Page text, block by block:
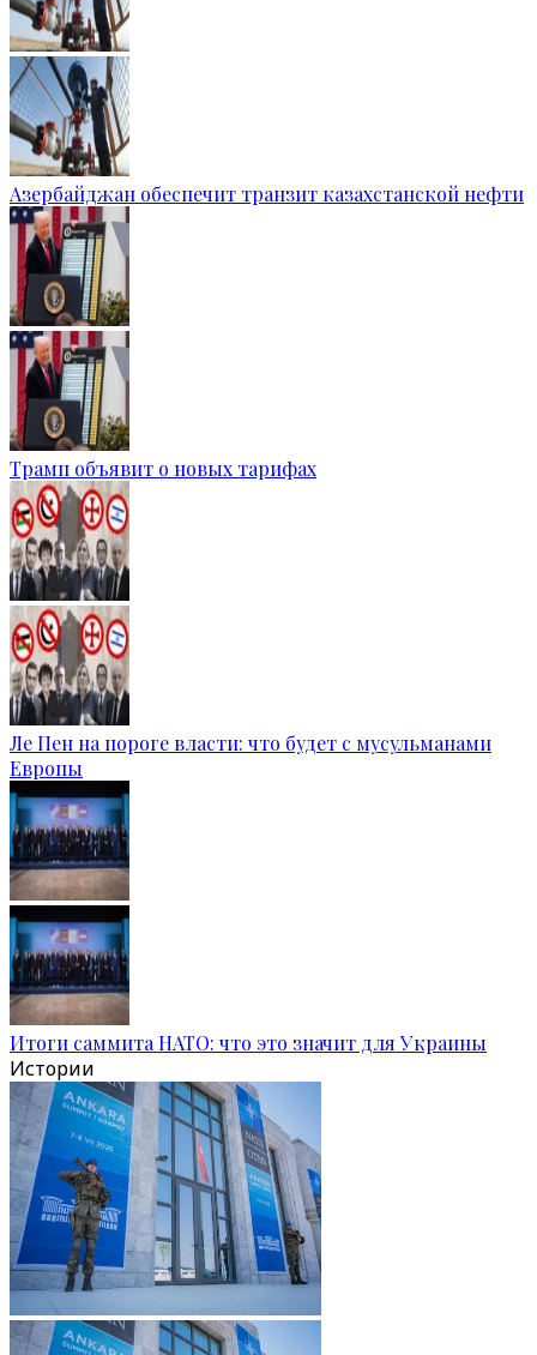
Азербайджан обеспечит транзит казахстанской нефти
Трамп объявит о новых тарифах
Ле Пен на пороге власти: что будет с мусульманами
Европы
Итоги саммита НАТО: что это значит для Украины
Истории